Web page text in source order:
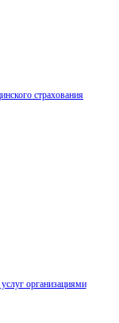
страхования
организациями